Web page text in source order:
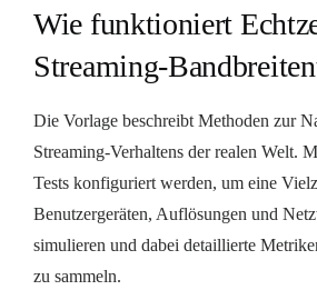
Wie funktioniert
Streaming-
Die Vorlage beschreibt Methoden zur
Streaming-Verhaltens der realen Welt.
Tests konfiguriert werden, um eine
Benutzergeräten, Auflösungen und
simulieren und dabei detaillierte
zu sammeln.